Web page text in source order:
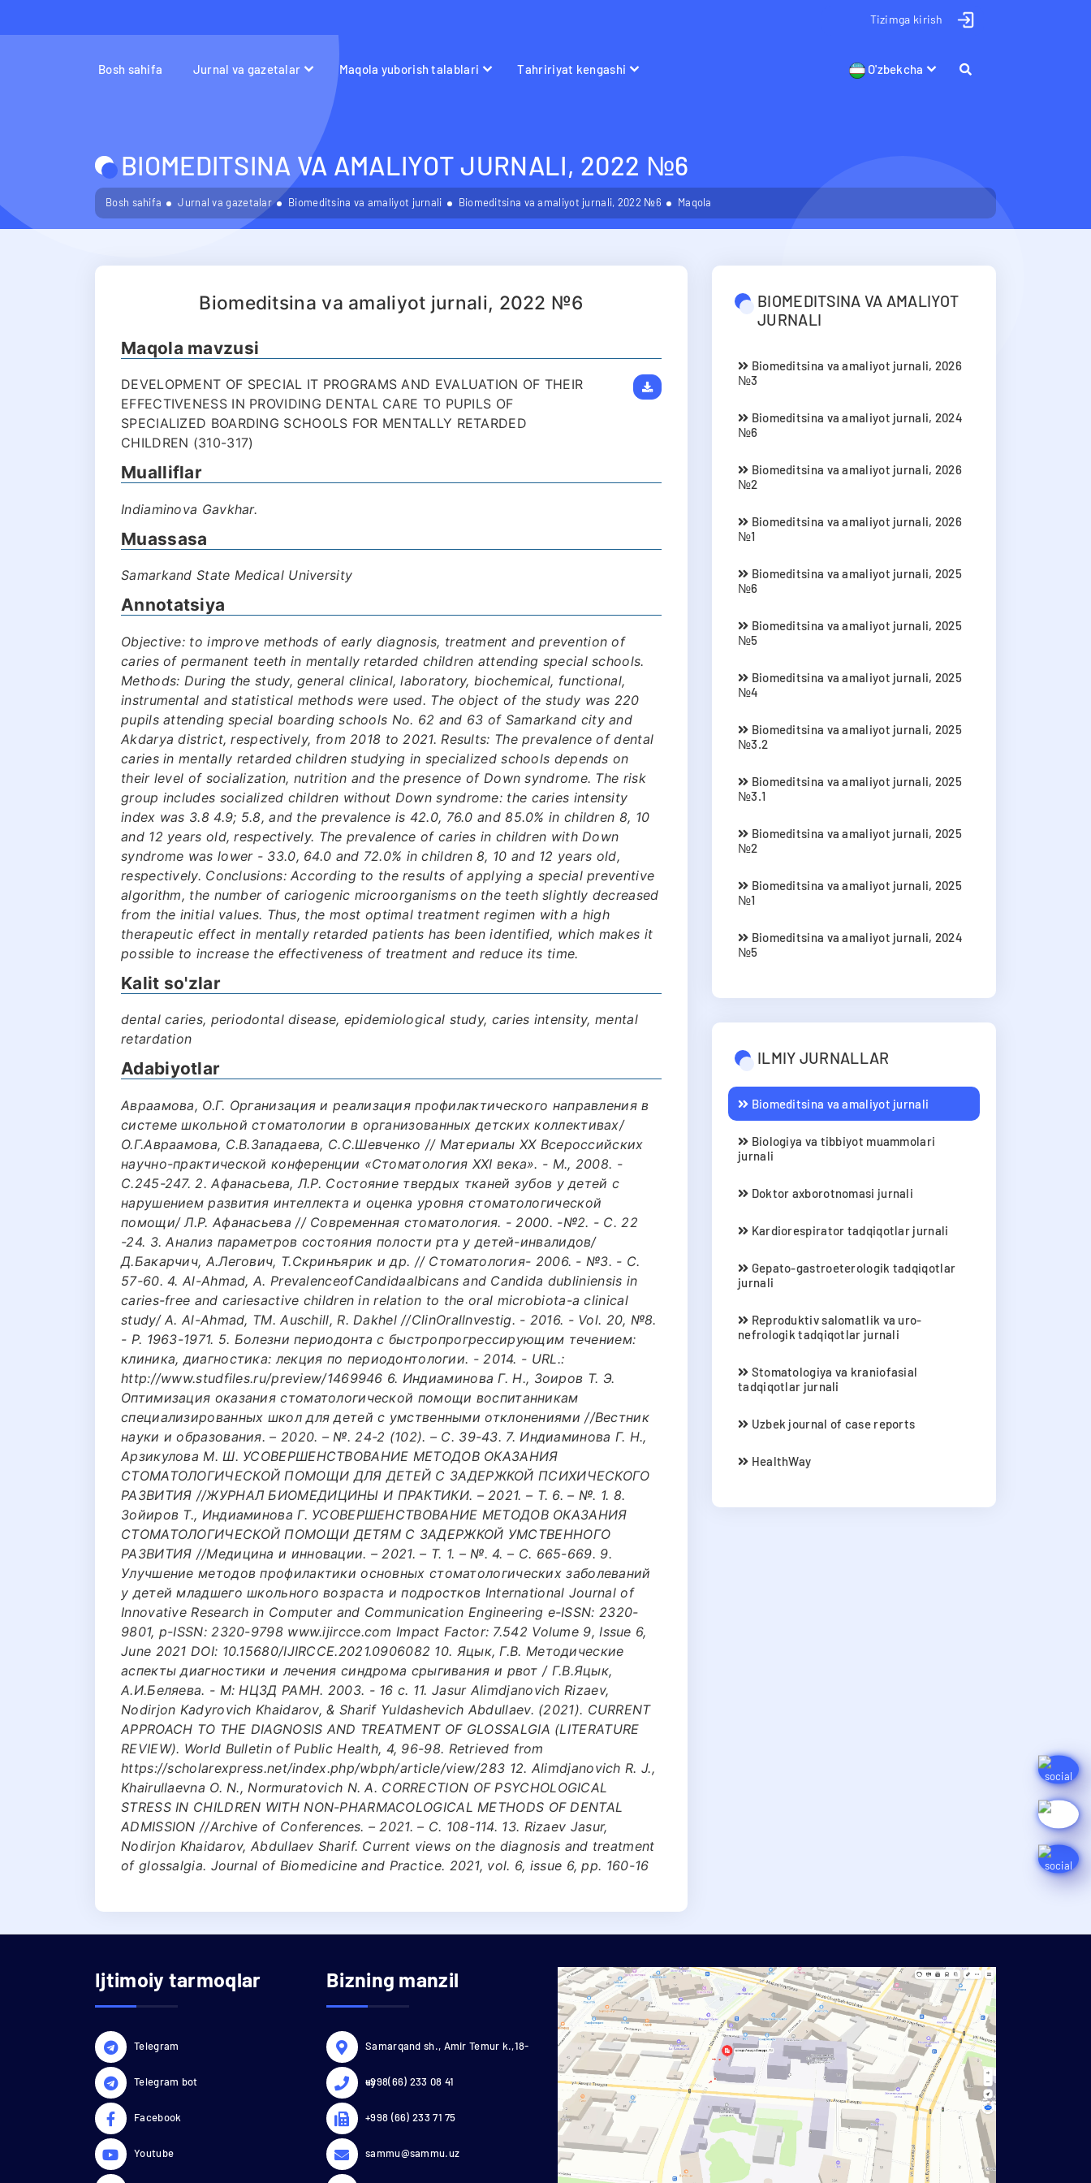
Tizimga kirish
Bosh sahifa Jurnal va gazetalar Maqola yuborish talablari Tahririyat kengashi O'zbekcha
BIOMEDITSINA VA AMALIYOT JURNALI, 2022 №6
Bosh sahifa Jurnal va gazetalar Biomeditsina va amaliyot jurnali Biomeditsina va amaliyot jurnali, 2022 №6 Maqola
Biomeditsina va amaliyot jurnali, 2022 №6
Maqola mavzusi
DEVELOPMENT OF SPECIAL IT PROGRAMS AND EVALUATION OF THEIR
EFFECTIVENESS IN PROVIDING DENTAL CARE TO PUPILS OF
SPECIALIZED BOARDING SCHOOLS FOR MENTALLY RETARDED
CHILDREN (310-317)
Mualliflar
Indiaminova Gavkhar.
Muassasa
Samarkand State Medical University
Annotatsiya
Objective: to improve methods of early diagnosis, treatment and prevention of
caries of permanent teeth in mentally retarded children attending special schools.
Methods: During the study, general clinical, laboratory, biochemical, functional,
instrumental and statistical methods were used. The object of the study was 220
pupils attending special boarding schools No. 62 and 63 of Samarkand city and
Akdarya district, respectively, from 2018 to 2021. Results: The prevalence of dental
caries in mentally retarded children studying in specialized schools depends on
their level of socialization, nutrition and the presence of Down syndrome. The risk
group includes socialized children without Down syndrome: the caries intensity
index was 3.8 4.9; 5.8, and the prevalence is 42.0, 76.0 and 85.0% in children 8, 10
and 12 years old, respectively. The prevalence of caries in children with Down
syndrome was lower - 33.0, 64.0 and 72.0% in children 8, 10 and 12 years old,
respectively. Conclusions: According to the results of applying a special preventive
algorithm, the number of cariogenic microorganisms on the teeth slightly decreased
from the initial values. Thus, the most optimal treatment regimen with a high
therapeutic effect in mentally retarded patients has been identified, which makes it
possible to increase the effectiveness of treatment and reduce its time.
Kalit so'zlar
dental caries, periodontal disease, epidemiological study, caries intensity, mental
retardation
Adabiyotlar
Авраамова, О.Г. Организация и реализация профилактического направления в
системе школьной стоматологии в организованных детских коллективах/
О.Г.Авраамова, С.В.Западаева, С.С.Шевченко // Материалы XX Всероссийских
научно-практической конференции «Стоматология XXI века». - М., 2008. -
С.245-247. 2. Афанасьева, Л.Р. Состояние твердых тканей зубов у детей с
нарушением развития интеллекта и оценка уровня стоматологической
помощи/ Л.Р. Афанасьева // Современная стоматология. - 2000. -№2. - C. 22
-24. 3. Анализ параметров состояния полости рта у детей-инвалидов/
Д.Бакарчич, А.Легович, Т.Скринъярик и др. // Стоматология- 2006. - №3. - С.
57-60. 4. Al-Ahmad, A. PrevalenceofCandidaalbicans and Candida dubliniensis in
caries-free and cariesactive children in relation to the oral microbiota-a clinical
study/ A. Al-Ahmad, TM. Auschill, R. Dakhel //ClinOrallnvestig. - 2016. - Vol. 20, №8.
- Р. 1963-1971. 5. Болезни периодонта с быстропрогрессирующим течением:
клиника, диагностика: лекция по периодонтологии. - 2014. - URL.:
http://www.studfiles.ru/preview/1469946 6. Индиаминова Г. Н., Зоиров Т. Э.
Оптимизация оказания стоматологической помощи воспитанникам
специализированных школ для детей с умственными отклонениями //Вестник
науки и образования. – 2020. – №. 24-2 (102). – С. 39-43. 7. Индиаминова Г. Н.,
Арзикулова М. Ш. УСОВЕРШЕНСТВОВАНИЕ МЕТОДОВ ОКАЗАНИЯ
СТОМАТОЛОГИЧЕСКОЙ ПОМОЩИ ДЛЯ ДЕТЕЙ С ЗАДЕРЖКОЙ ПСИХИЧЕСКОГО
РАЗВИТИЯ //ЖУРНАЛ БИОМЕДИЦИНЫ И ПРАКТИКИ. – 2021. – Т. 6. – №. 1. 8.
Зойиров Т., Индиаминова Г. УСОВЕРШЕНСТВОВАНИЕ МЕТОДОВ ОКАЗАНИЯ
СТОМАТОЛОГИЧЕСКОЙ ПОМОЩИ ДЕТЯМ С ЗАДЕРЖКОЙ УМСТВЕННОГО
РАЗВИТИЯ //Медицина и инновации. – 2021. – Т. 1. – №. 4. – С. 665-669. 9.
Улучшение методов профилактики основных стоматологических заболеваний
у детей младшего школьного возраста и подростков International Journal of
Innovative Research in Computer and Communication Engineering e-ISSN: 2320-
9801, p-ISSN: 2320-9798 www.ijircce.com Impact Factor: 7.542 Volume 9, Issue 6,
June 2021 DOI: 10.15680/IJIRCCE.2021.0906082 10. Яцык, Г.В. Методические
аспекты диагностики и лечения синдрома срыгивания и рвот / Г.В.Яцык,
А.И.Беляева. - М: НЦЗД РАМН. 2003. - 16 с. 11. Jasur Alimdjanovich Rizaev,
Nodirjon Kadyrovich Khaidarov, & Sharif Yuldashevich Abdullaev. (2021). CURRENT
APPROACH TO THE DIAGNOSIS AND TREATMENT OF GLOSSALGIA (LITERATURE
REVIEW). World Bulletin of Public Health, 4, 96-98. Retrieved from
https://scholarexpress.net/index.php/wbph/article/view/283 12. Alimdjanovich R. J.,
Khairullaevna O. N., Normuratovich N. A. CORRECTION OF PSYCHOLOGICAL
STRESS IN CHILDREN WITH NON-PHARMACOLOGICAL METHODS OF DENTAL
ADMISSION //Archive of Conferences. – 2021. – С. 108-114. 13. Rizaev Jasur,
Nodirjon Khaidarov, Abdullaev Sharif. Current views on the diagnosis and treatment
of glossalgia. Journal of Biomedicine and Practice. 2021, vol. 6, issue 6, pp. 160-16
BIOMEDITSINA VA AMALIYOT
JURNALI
Biomeditsina va amaliyot jurnali, 2026
№3
Biomeditsina va amaliyot jurnali, 2024
№6
Biomeditsina va amaliyot jurnali, 2026
№2
Biomeditsina va amaliyot jurnali, 2026
№1
Biomeditsina va amaliyot jurnali, 2025
№6
Biomeditsina va amaliyot jurnali, 2025
№5
Biomeditsina va amaliyot jurnali, 2025
№4
Biomeditsina va amaliyot jurnali, 2025
№3.2
Biomeditsina va amaliyot jurnali, 2025
№3.1
Biomeditsina va amaliyot jurnali, 2025
№2
Biomeditsina va amaliyot jurnali, 2025
№1
Biomeditsina va amaliyot jurnali, 2024
№5
ILMIY JURNALLAR
Biomeditsina va amaliyot jurnali
Biologiya va tibbiyot muammolari
jurnali
Doktor axborotnomasi jurnali
Kardiorespirator tadqiqotlar jurnali
Gepato-gastroeterologik tadqiqotlar
jurnali
Reproduktiv salomatlik va uro-
nefrologik tadqiqotlar jurnali
Stomatologiya va kraniofasial
tadqiqotlar jurnali
Uzbek journal of case reports
HealthWay
Ijtimoiy tarmoqlar
Telegram
Telegram bot
Facebook
Youtube
Bizning manzil
Samarqand sh., Amir Temur k.,18-
uy
+998(66) 233 08 41
+998 (66) 233 71 75
sammu@sammu.uz